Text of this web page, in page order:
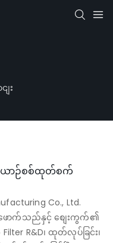
း
ယာဉ်စစ်ထုတ်စက်
Co., Ltd.
ာက်သည်နှင့် စျေးကွက်၏
R&D၊ ထုတ်လုပ်ခြင်း၊